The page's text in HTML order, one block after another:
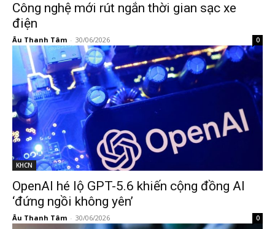
Công nghệ mới rút ngắn thời gian sạc xe
điện
Âu Thanh Tâm - 30/06/2026 0
KHCN
OpenAI hé lộ GPT-5.6 khiến cộng đồng AI
‘đứng ngồi không yên’
Âu Thanh Tâm - 30/06/2026 0